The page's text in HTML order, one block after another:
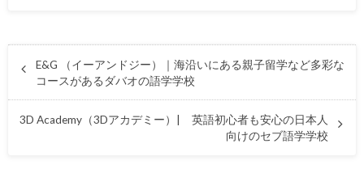
E&G （イーアンドジー）｜海沿いにある親子留学など多彩な
コースがあるダバオの語学学校
3D Academy（3Dアカデミー）| 英語初心者も安心の日本人
向けのセブ語学学校